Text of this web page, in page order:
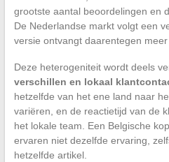
grootste aantal beoordelingen en
De Nederlandse markt volgt een
versie ontvangt daarentegen
Deze heterogeniteit wordt deels
verschillen en lokaal
hetzelfde van het ene land naar
variëren, en de reactietijd van de
het lokale team. Een Belgische
ervaren niet dezelfde ervaring,
hetzelfde artikel.